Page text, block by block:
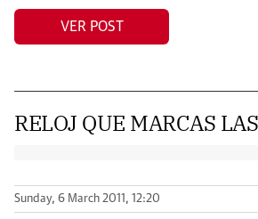
VER POST
RELOJ QUE MARCAS
Sunday, 6 March 2011, 12:20